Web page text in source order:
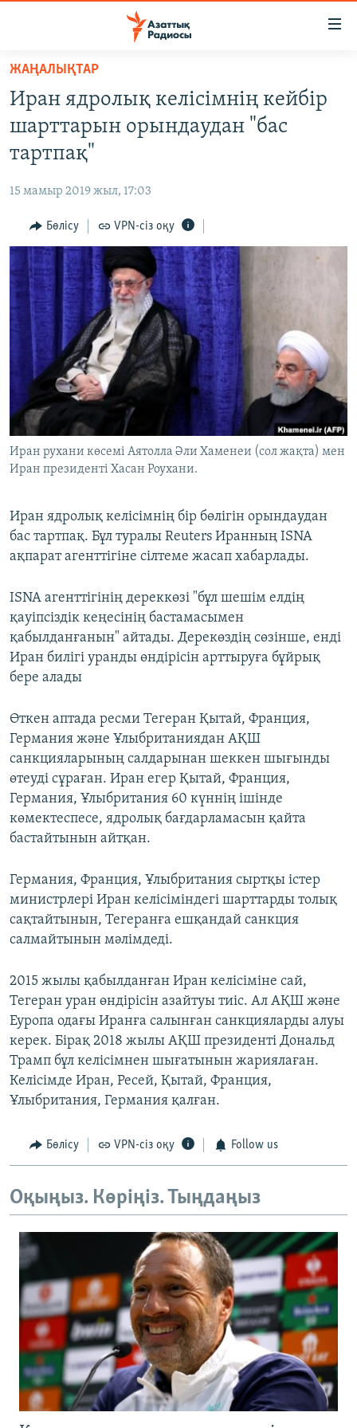
Skip
main
content
main
Navigation
to
Search
САЯСАТ
AZATTYQTV
АДАМ ҚҰҚЫҚТАРЫ
ӘЛЕУМЕТ
ӘЛЕМ
АРНАЙЫ ЖОБАЛАР
Русский
ЖАЗЫЛЫҢЫЗ
Басқа тілдерде
ЖАҢАЛЫҚТАР
Иран ядролық келісімнің кейбір
шарттарын орындаудан "бас
тартпақ"
15 мамыр 2019 жыл, 17:03
Бөлісу VPN-сіз оқу
Иран рухани көсемі Аятолла Әли Хаменеи (сол жақта) мен
Иран президенті Хасан Роухани.
Иран ядролық келісімнің бір бөлігін орындаудан
бас тартпақ. Бұл туралы Reuters Иранның ISNA
ақпарат агенттігіне сілтеме жасап хабарлады.
ISNA агенттігінің дереккөзі "бұл шешім елдің
қауіпсіздік кеңесінің бастамасымен
қабылданғанын" айтады. Дерекөздің сөзінше, енді
Иран билігі уранды өндірісін арттыруға бұйрық
бере алады
Өткен аптада ресми Тегеран Қытай, Франция,
Германия және Ұлыбританиядан АҚШ
санкцияларының салдарынан шеккен шығынды
өтеуді сұраған. Иран егер Қытай, Франция,
Германия, Ұлыбритания 60 күннің ішінде
көмектеспесе, ядролық бағдарламасын қайта
бастайтынын айтқан.
Германия, Франция, Ұлыбритания сыртқы істер
министрлері Иран келісіміндегі шарттарды толық
сақтайтынын, Тегеранға ешқандай санкция
салмайтынын мәлімдеді.
2015 жылы қабылданған Иран келісіміне сай,
Тегеран уран өндірісін азайтуы тиіс. Ал АҚШ және
Еуропа одағы Иранға салынған санкцияларды алуы
керек. Бірақ 2018 жылы АҚШ президенті Дональд
Трамп бұл келісімнен шығатынын жариялаған.
Келісімде Иран, Ресей, Қытай, Франция,
Ұлыбритания, Германия қалған.
Бөлісу VPN-сіз оқу Follow us
Оқыңыз. Көріңіз. Тыңдаңыз